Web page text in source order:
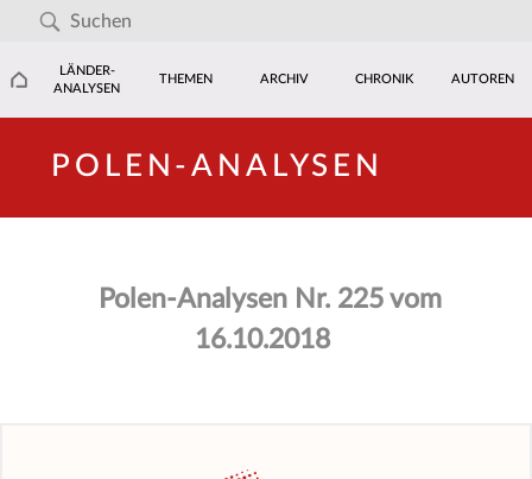
LÄNDER-
ANALYSEN
THEMEN ARCHIV CHRONIK AUTOREN
POLEN-ANALYSEN
Polen-Analysen Nr. 225 vom
16.10.2018